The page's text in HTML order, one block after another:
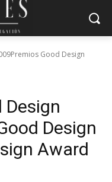
Good Design
Design
Design
Award